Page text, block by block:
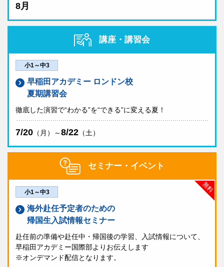
8月
講座・講習会
小1～中3
早稲田アカデミー ロンドン校
夏期講習会
徹底した演習で“わかる”を“できる”に変える夏！
7/20 （月）～8/22 （土）
セミナー・イベント
無料
小1～中3
海外赴任予定者のための
帰国生入試情報セミナー
赴任前の準備や赴任中・帰国後の学習、入試情報について、
早稲田アカデミー国際部よりお伝えします
※オンデマンド配信となります。